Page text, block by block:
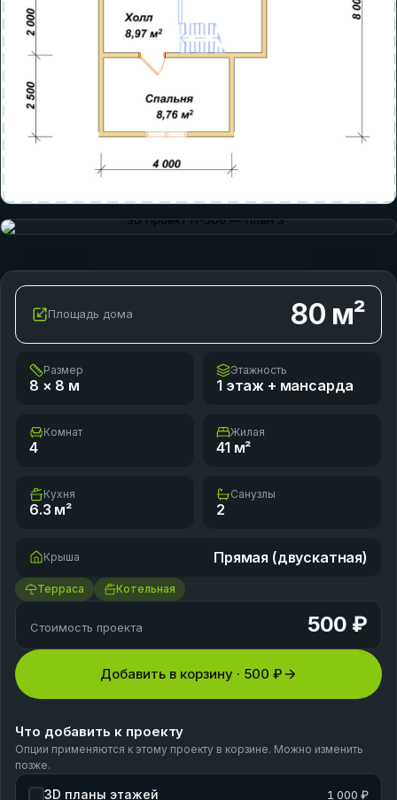
Площадь дома 80 м²
Размер
8 × 8 м
Этажность
1 этаж + мансарда
Комнат
4
Жилая
41 м²
Кухня
6.3 м²
Санузлы
2
Крыша Прямая (двускатная)
Терраса Котельная
Стоимость проекта 500 ₽
Добавить в корзину · 500 ₽
Что добавить к проекту
Опции применяются к этому проекту в корзине. Можно изменить
позже.
3D планы этажей 1 000 ₽